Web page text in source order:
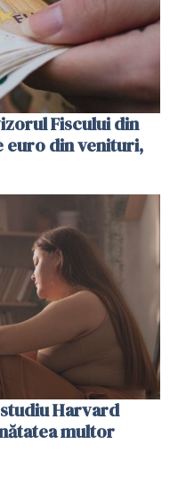
Fiscului din
euro din venituri,
studiu Harvard
multor